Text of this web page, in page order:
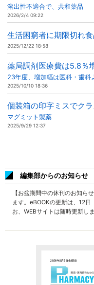
溶出性不適合で、共和薬品
2026/2/4 09:22
生活困窮者に期限切れ
2025/12/22 18:58
薬局調剤医療費は5.8％
23年度、増加幅は医科・歯科
2025/10/10 18:36
個装箱の印字ミスでク
マグミット製薬
2025/9/29 12:37
編集部からのお知らせ
【お盆期間中の休刊のお知ら
ます。eBOOKの更新は、12
お、WEBサイトは随時更新しま